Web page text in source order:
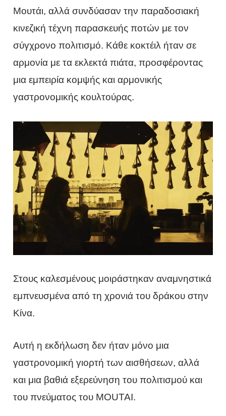
Μουτάι, αλλά συνδύασαν την παραδοσιακή
κινεζική τέχνη παρασκευής ποτών με τον
σύγχρονο πολιτισμό. Κάθε κοκτέιλ ήταν σε
αρμονία με τα εκλεκτά πιάτα, προσφέροντας
μια εμπειρία κομψής και αρμονικής
γαστρονομικής κουλτούρας.
Στους καλεσμένους μοιράστηκαν αναμνηστικά
εμπνευσμένα από τη χρονιά του δράκου στην
Κίνα.
Αυτή η εκδήλωση δεν ήταν μόνο μια
γαστρονομική γιορτή των αισθήσεων, αλλά
και μια βαθιά εξερεύνηση του πολιτισμού και
του πνεύματος του MOUTAI.